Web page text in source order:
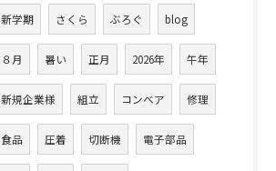
新学期 さくら ぶろぐ blog
８月 暑い 正月 2026年 午年
新規企業様 組立 コンベア 修理
食品 圧着 切断機 電子部品